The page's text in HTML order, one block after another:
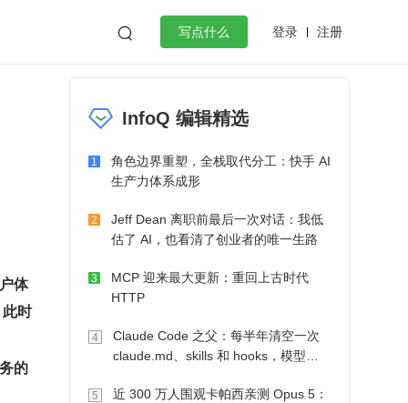
 写点什么 登录 注册
微服务架构 flutter
体
时
的
InfoQ 编辑精选
1
角色边界重塑，全栈取代分工：快手 AI
生产力体系成形
2
Jeff Dean 离职前最后一次对话：我低
估了 AI，也看清了创业者的唯一生路
3
MCP 迎来最大更新：重回上古时代
HTTP
4
Claude Code 之父：每半年清空一次
claude.md、skills 和 hooks，模型自
5
近 300 万人围观卡帕西亲测 Opus 5：